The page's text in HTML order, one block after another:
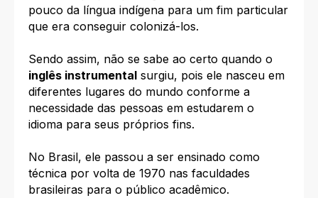
pouco da língua indígena para um fim particular
que era conseguir colonizá-los.
Sendo assim, não se sabe ao certo quando o
inglês instrumental surgiu, pois ele nasceu em
diferentes lugares do mundo conforme a
necessidade das pessoas em estudarem o
idioma para seus próprios fins.
No Brasil, ele passou a ser ensinado como
técnica por volta de 1970 nas faculdades
brasileiras para o público acadêmico.